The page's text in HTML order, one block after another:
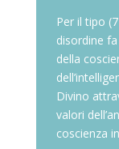
Per il tipo
disordine
della
Divino
valori
coscienza